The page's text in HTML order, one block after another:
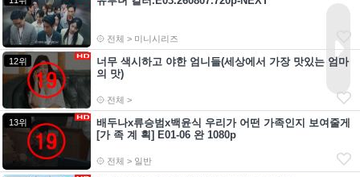
전체 > 미니시리즈
12위
너무 색시하고 야한 엄니들(세상에서 가장 맛있는 엄마
의 맛)
전체 >
13위
배두나x류승범x백윤식 우리가 어떤 가족인지 보여줄게
[가 족 계 획] E01-06 완 1080p
전체 > 일반